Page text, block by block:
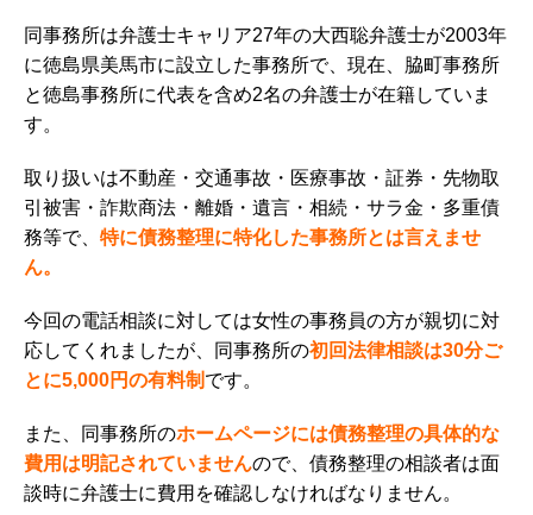
同事務所は弁護士キャリア27年の大西聡弁護士が2003年
に徳島県美馬市に設立した事務所で、現在、脇町事務所
と徳島事務所に代表を含め2名の弁護士が在籍していま
す。
取り扱いは不動産・交通事故・医療事故・証券・先物取
引被害・詐欺商法・離婚・遺言・相続・サラ金・多重債
務等で、 特に債務整理に特化した事務所とは言えませ
ん。
今回の電話相談に対しては女性の事務員の方が親切に対
応してくれましたが、同事務所の初回法律相談は30分ご
とに5,000円の有料制 です。
また、同事務所のホームページには債務整理の具体的な
費用は明記されていませんので、債務整理の相談者は面
談時に弁護士に費用を確認しなければなりません。